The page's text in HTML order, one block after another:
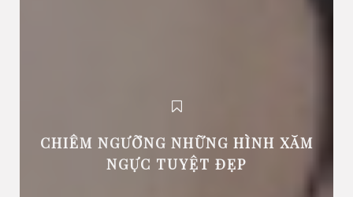
CHIÊM NGƯỠNG NHỮNG HÌNH XĂM
NGỰC TUYỆT ĐẸP